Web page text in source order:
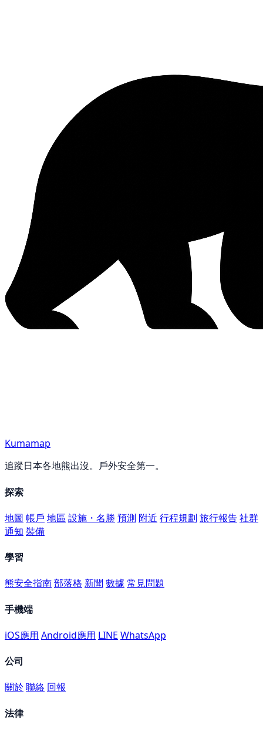
Kumamap
追蹤日本各地熊出沒。戶外安全第一。
探索
地圖 帳戶 地區 設施・名勝 預測 附近 行程規劃 旅行報告社群
通知 裝備
學習
熊安全指南部落格 新聞數據 常見問題
手機端
iOS應用 Android應用 LINE WhatsApp
公司
關於聯絡 回報
法律